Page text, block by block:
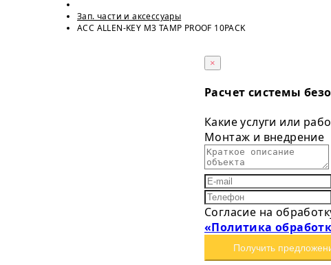
Зап. части и аксессуары
ACC ALLEN-KEY M3 TAMP PROOF 10PACK
×
Расчет системы
Какие услуги или
Монтаж и внедрение
Согласие на
«Политика
Получить